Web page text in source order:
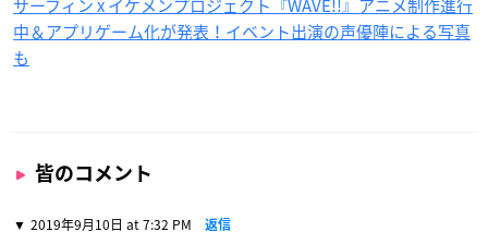
サーフィン x イケメンプロジェクト『WAVE!!』アニメ制作進行
中＆アプリゲーム化が発表！イベント出演の声優陣による写真
も
皆のコメント
2019年9月10日 at 7:32 PM 返信